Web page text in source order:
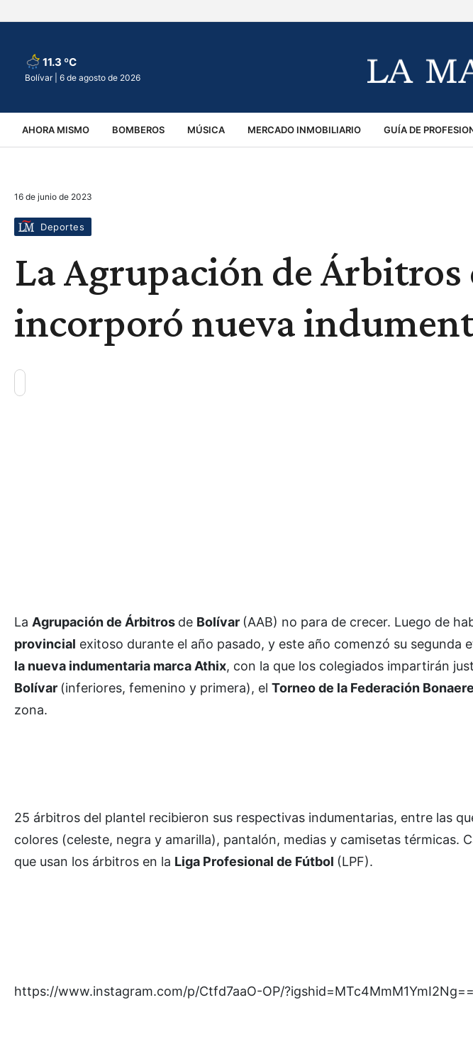
11.3 ºC
Bolívar | 6 de agosto de 2026
AHORA MISMO BOMBEROS MÚSICA MERCADO INMOBILIARIO GUÍA DE
VIRALES ACCIDENTES
16 de junio de 2023
Deportes
La Agrupación de
incorporó nueva
La Agrupación de Árbitros de Bolívar (AAB) no para de crecer. Luego de
provincial exitoso durante el año pasado, y este año comenzó su segunda
la nueva indumentaria marca Athix, con la que los colegiados impartirán
Bolívar (inferiores, femenino y primera), el Torneo de la Federación
zona.
25 árbitros del plantel recibieron sus respectivas indumentarias, entre las
colores (celeste, negra y amarilla), pantalón, medias y camisetas térmicas.
que usan los árbitros en la Liga Profesional de Fútbol (LPF).
https://www.instagram.com/p/Ctfd7aaO-OP/?igshid=MTc4MmM1YmI2Ng==